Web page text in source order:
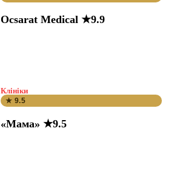
Ocsarat Medical ★9.9
Клініки
★ 9.5
«Мама» ★9.5